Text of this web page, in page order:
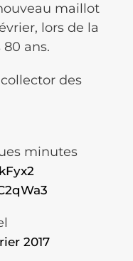
maillot
lors de la
ans.
des
minutes
2017